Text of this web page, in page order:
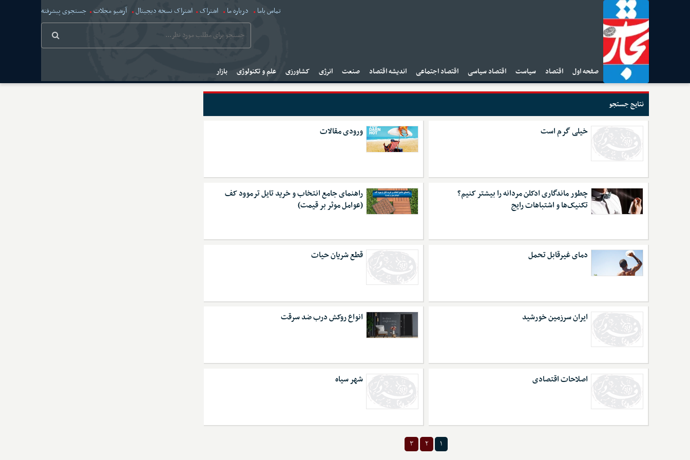
تماس باما درباره ما اشتراک اشتراک نسخه دیجیتال آرشیو مجلات جستجوی پیشرفته
صفحه اول اقتصاد سیاست اقتصاد سیاسی اقتصاد اجتماعی اندیشه اقتصاد صنعت انرژی کشاورزی علم و تکنولوژی بازار
نتایج جستجو
خیلی گرم است ورودی مقالات
چطور ماندگاری ادکلن مردانه را بیشتر کنیم؟
تکنیک‌ها و اشتباهات رایج
راهنمای جامع انتخاب و خرید تایل ترموود کف
(عوامل موثر بر قیمت)
دمای غیرقابل تحمل قطع شریان حیات
ایران سرزمین خورشید انواع روکش درب ضد سرقت
اصلاحات اقتصادی شهر سیاه
۱ ۲ ۳